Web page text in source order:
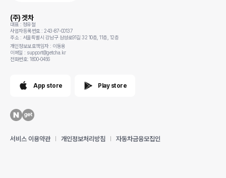
(주) 겟차
대표 : 정유철
사업자등록번호 : 243-87-00137
주소 : 서울특별시 강남구 삼성로91길 32 10층, 11층, 12층
개인정보보호책임자 : 이동용
이메일 : support@getcha.kr
전화번호: 1800-0456
App store Play store
서비스 이용약관 개인정보처리방침 자동차금융모집인